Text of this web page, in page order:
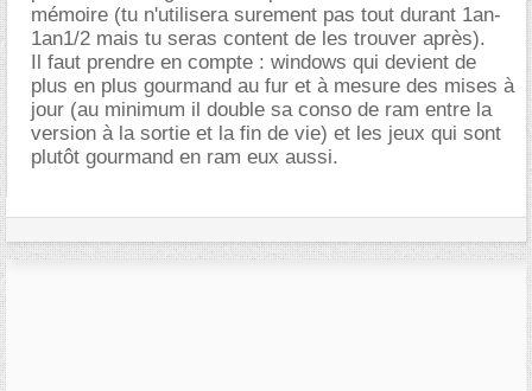
mémoire (tu n'utilisera surement pas tout durant 1an-
1an1/2 mais tu seras content de les trouver après).
Il faut prendre en compte : windows qui devient de
plus en plus gourmand au fur et à mesure des mises à
jour (au minimum il double sa conso de ram entre la
version à la sortie et la fin de vie) et les jeux qui sont
plutôt gourmand en ram eux aussi.